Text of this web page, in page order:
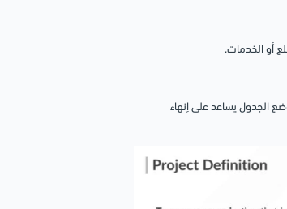
أو الخدمات.
الجدول يساعد على إنهاء